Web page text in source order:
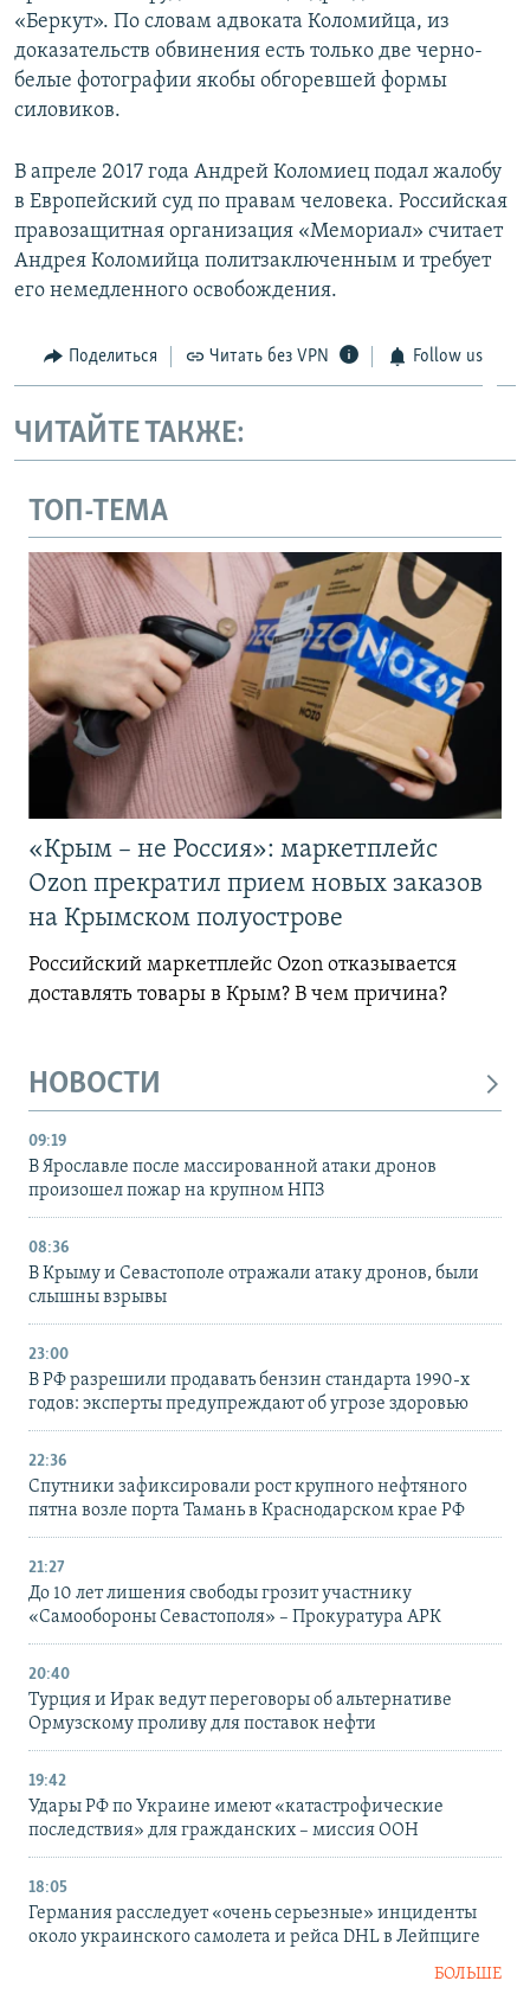
«Беркут». По словам адвоката Коломийца, из
доказательств обвинения есть только две черно-
белые фотографии якобы обгоревшей формы
силовиков.
В апреле 2017 года Андрей Коломиец подал жалобу
в Европейский суд по правам человека. Российская
правозащитная организация «Мемориал» считает
Андрея Коломийца политзаключенным и требует
его немедленного освобождения.
Поделиться Читать без VPN Follow us
ЧИТАЙТЕ ТАКЖЕ:
ТОП-ТЕМА
«Крым – не Россия»: маркетплейс
Ozon прекратил прием новых заказов
на Крымском полуострове
Российский маркетплейс Ozon отказывается
доставлять товары в Крым? В чем причина?
НОВОСТИ
09:19
В Ярославле после массированной атаки дронов
произошел пожар на крупном НПЗ
08:36
В Крыму и Севастополе отражали атаку дронов, были
слышны взрывы
23:00
В РФ разрешили продавать бензин стандарта 1990-х
годов: эксперты предупреждают об угрозе здоровью
22:36
Спутники зафиксировали рост крупного нефтяного
пятна возле порта Тамань в Краснодарском крае РФ
21:27
До 10 лет лишения свободы грозит участнику
«Самообороны Севастополя» – Прокуратура АРК
20:40
Турция и Ирак ведут переговоры об альтернативе
Ормузскому проливу для поставок нефти
19:42
Удары РФ по Украине имеют «катастрофические
последствия» для гражданских – миссия ООН
18:05
Германия расследует «очень серьезные» инциденты
около украинского самолета и рейса DHL в Лейпциге
БОЛЬШЕ